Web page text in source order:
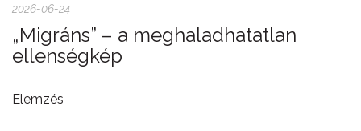
2026-06-24
„Migráns” – a meghaladhatatlan
ellenségkép
Elemzés